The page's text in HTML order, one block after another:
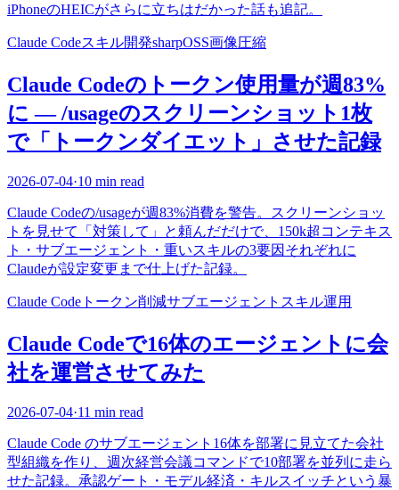
iPhoneのHEICがさらに立ちはだかった話も追記。
Claude Codeスキル開発sharpOSS画像圧縮
Claude Codeのトークン使用量が週83%
に — /usageのスクリーンショット1枚
で「トークンダイエット」させた記録
2026-07-04·10 min read
Claude Codeの/usageが週83%消費を警告。スクリーンショッ
トを見せて「対策して」と頼んだだけで、150k超コンテキス
ト・サブエージェント・重いスキルの3要因それぞれに
Claudeが設定変更まで仕上げた記録。
Claude Code トークン削減サブエージェント スキル運用
Claude Codeで16体のエージェントに会
社を運営させてみた
2026-07-04·11 min read
Claude Code のサブエージェント16体を部署に見立てた会社
型組織を作り、週次経営会議コマンドで10部署を並列に走ら
せた記録。承認ゲート・モデル経済・キルスイッチという暴